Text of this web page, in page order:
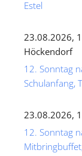
Estel
23.08.2026,
Höckendorf
12. Sonntag
Schulanfang,
23.08.2026,
12. Sonntag